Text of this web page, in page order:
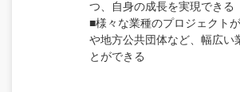
つ、自身の成長を実現できる
■様々な業種のプロジェクト
や地方公共団体など、幅広い
とができる